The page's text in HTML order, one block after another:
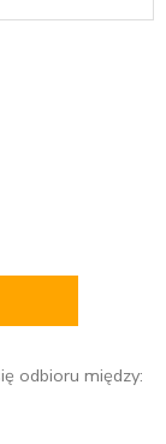
odbioru między: